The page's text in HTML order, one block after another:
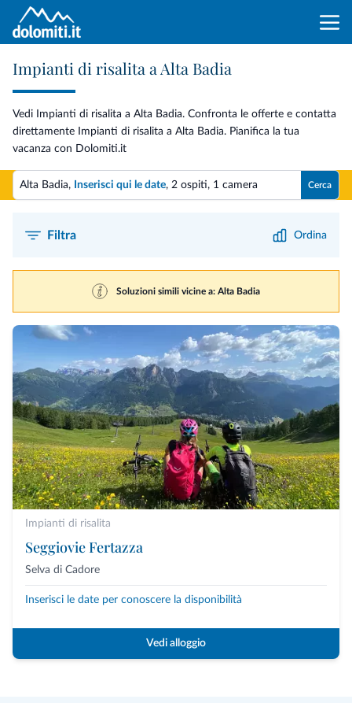
Impianti di risalita a Alta Badia
Vedi Impianti di risalita a Alta Badia. Confronta le offerte e contatta
direttamente Impianti di risalita a Alta Badia. Pianifica la tua
vacanza con Dolomiti.it
Alta Badia, Inserisci qui le date, 2 ospiti, 1 camera Cerca
Filtra Ordina
Soluzioni simili vicine a: Alta Badia
Impianti di risalita
Seggiovie Fertazza
Selva di Cadore
Inserisci le date per conoscere la disponibilità
Vedi alloggio